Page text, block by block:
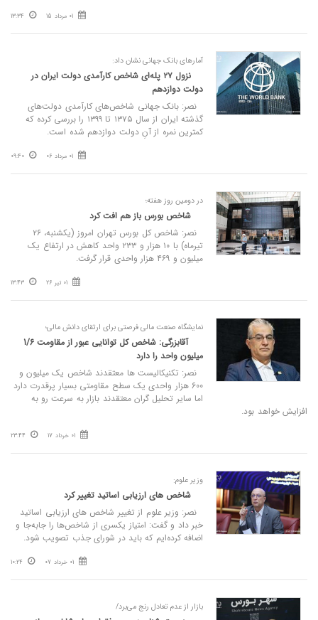
01 مرداد 15 13:34
آمارهای بانک جهانی نشان داد:
نزول ۲۷ پله‌ای شاخص کارآمدی دولت ایران در
دولت دوازدهم
نصر: بانک جهانی شاخص‌های کارآمدی دولت‌های
گذشته ایران از سال ۱۳۷۵ تا ۱۳۹۹ را بررسی کرده که
کمترین نمره از آنِ دولت دوازدهم شده است.
01 مرداد 06 09:40
در دومین روز هفته؛
شاخص بورس باز هم افت کرد
نصر: شاخص کل بورس تهران امروز (یکشنبه، ۲۶
تیرماه) با ۱۰ هزار ‌و ۲۳۳ واحد کاهش در ارتفاع یک
‌میلیون و ۴۶۹ هزار واحدی قرار گرفت.
01 تیر 26 13:43
نمایشگاه صنعت مالی فرصتی برای ارتقای دانش مالی؛
آقابزرگی: شاخص کل توانایی عبور از مقاومت 1/6
میلیون واحد را دارد
نصر: تکنیکالیست ها معتقدند شاخص یک میلیون و
600 هزار واحدی یک سطح مقاومتی بسیار پرقدرت دارد
اما سایر تحلیل گران معتقدند بازار به سرعت رو به
افزایش خواهد بود.
01 خرداد 17 23:44
وزیر علوم:
شاخص های ارزیابی اساتید تغییر کرد
نصر: وزیر علوم از تغییر شاخص های ارزیابی اساتید
خبر داد و گفت: امتیاز یکسری از شاخص‌ها را جابه‌جا و
اضافه کرده‌ایم که باید در شورای جذب تصویب شود.
01 خرداد 07 10:24
بازار از عدم تعادل رنج می‌برد/